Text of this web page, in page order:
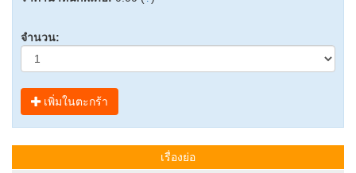
จำนวน:
เพิ่มในตะกร้า
เรื่องย่อ